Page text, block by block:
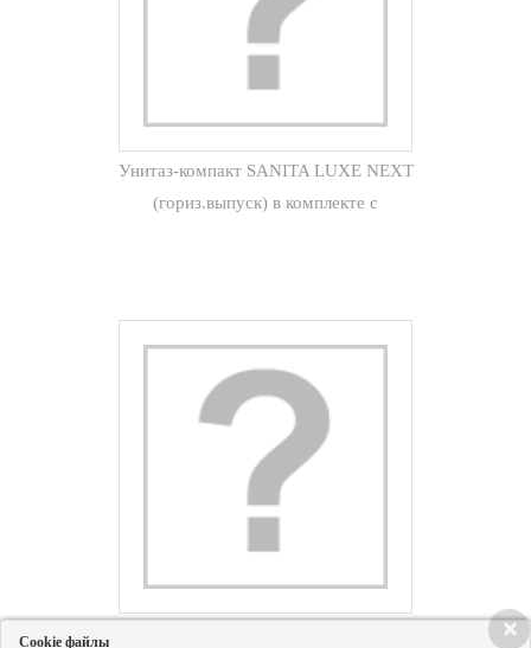
Унитаз-компакт SANITA LUXE NEXT
(гориз.выпуск) в комплекте с
×
Cookie файлы